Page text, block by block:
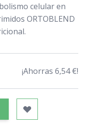
celular en
ORTOBLEND
¡Ahorras 6,54 €!